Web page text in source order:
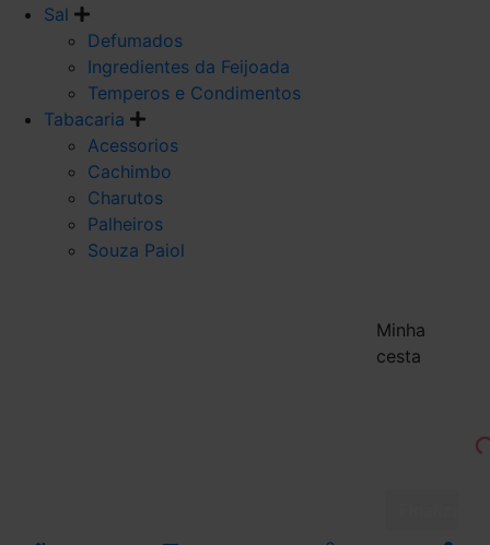
Sal
Defumados
Ingredientes da Feijoada
Temperos e Condimentos
Tabacaria
Acessorios
Cachimbo
Charutos
Palheiros
Souza Paiol
Minha
cesta